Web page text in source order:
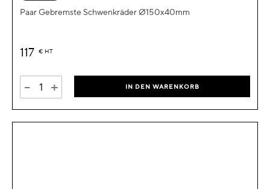
Paar Gebremste Schwenkräder Ø150x40mm
117 € HT
- + IN DEN WARENKORB